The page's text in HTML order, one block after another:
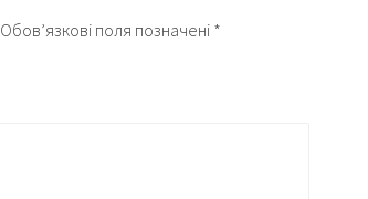
Обов’язкові поля позначені *